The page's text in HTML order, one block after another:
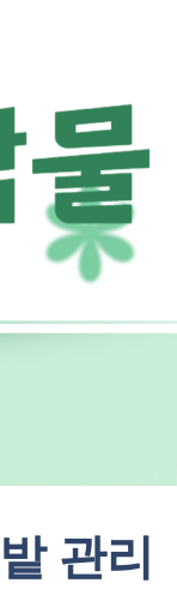
관리